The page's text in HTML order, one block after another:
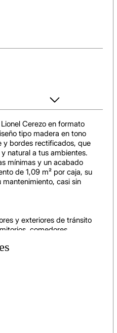
Cerezo en formato
tipo madera en tono
y bordes rectificados, que
natural a tus ambientes.
mínimas y un acabado
de 1,09 m² por caja, su
mantenimiento, casi sin
y exteriores de tránsito
comedores,